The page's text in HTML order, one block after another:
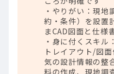
・やりがい：現地
約・条件）を設置
まCAD図面と仕様
・身に付くスキル
トレイアウト/図
気の設計情報の整
料の作成、現地調